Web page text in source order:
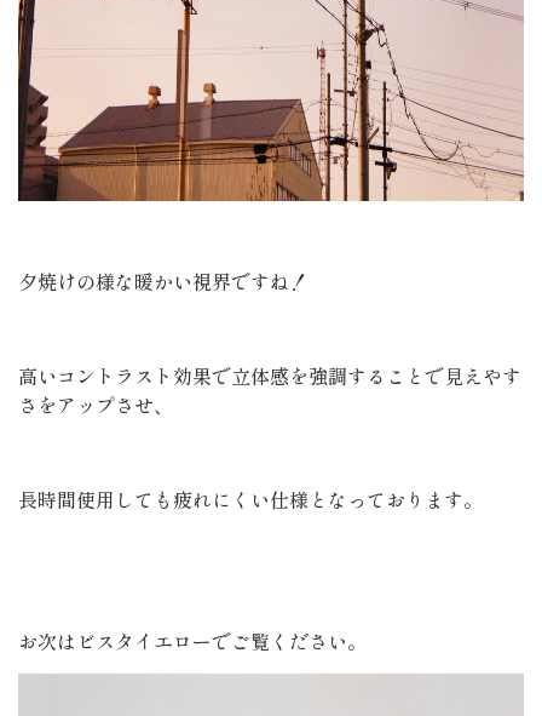
夕焼けの様な暖かい視界ですね！
高いコントラスト効果で立体感を強調することで見えやす
さをアップさせ、
長時間使用しても疲れにくい仕様となっております。
お次はビスタイエローでご覧ください。